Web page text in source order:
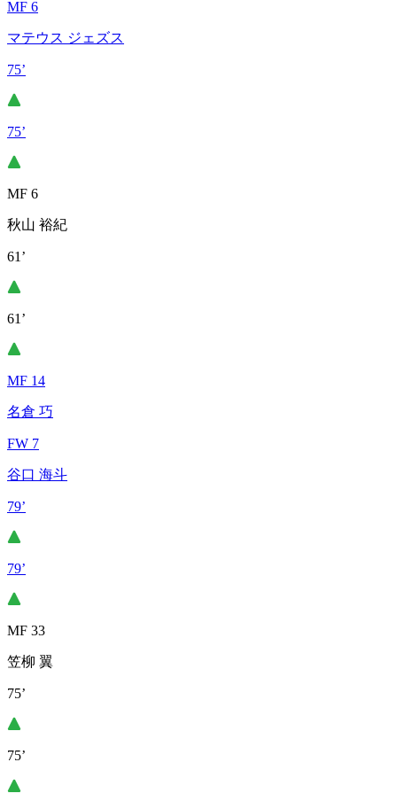
MF 6
マテウス ジェズス
75’
75’
MF 6
秋山 裕紀
61’
61’
MF 14
名倉 巧
FW 7
谷口 海斗
79’
79’
MF 33
笠柳 翼
75’
75’